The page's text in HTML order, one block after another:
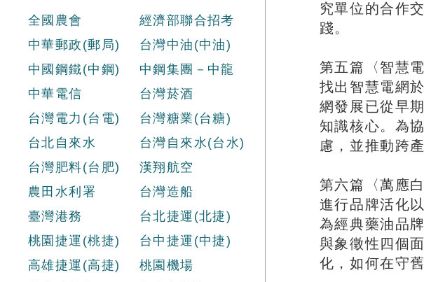
全國農會
經濟部聯合招考
中華郵政(郵局)
台灣中油(中油)
中國鋼鐵(中鋼)
中鋼集團－中龍
中華電信
台灣菸酒
台灣電力(台電)
台灣糖業(台糖)
台北自來水
台灣自來水(台水)
台灣肥料(台肥)
漢翔航空
農田水利署
台灣造船
臺灣港務
台北捷運(北捷)
桃園捷運(桃捷)
台中捷運(中捷)
高雄捷運(高捷)
桃園機場
究單位的合作
踐。
第五篇〈智慧
找出智慧電網
網發展已從早
知識核心。為
慮，並推動跨
第六篇〈萬應
進行品牌活化
為經典藥油品
與象徵性四個
化，如何在守